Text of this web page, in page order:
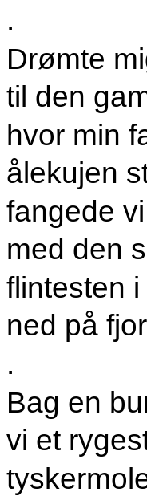
.
Drømte
til den
hvor min
ålekujen
fangede
med den
flintesten
ned på
.
Bag en
vi et